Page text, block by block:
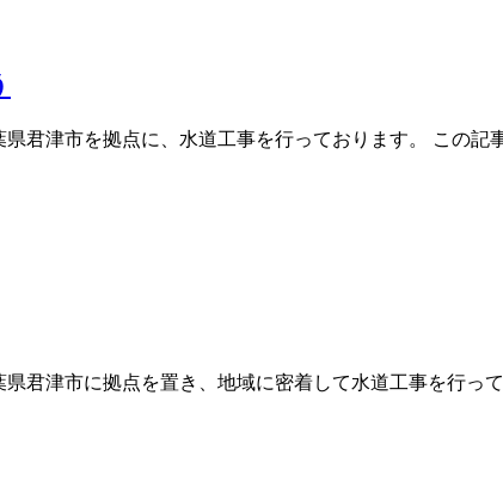
君津市を拠点に、水道工事を行っております。 この
君津市に拠点を置き、地域に密着して水道工事を行っ